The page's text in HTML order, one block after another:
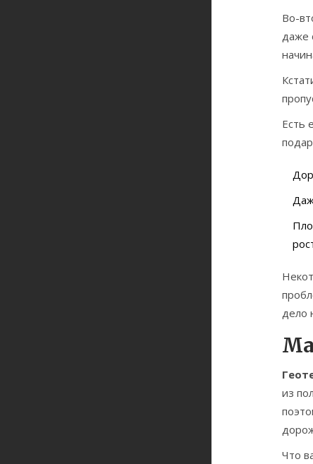
Во-
даже
Есть
дело
из
Что